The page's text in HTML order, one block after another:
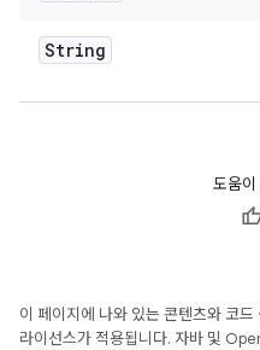
String
도움이
이 페이지에 나와 있는 콘텐츠와 코드
라이선스가 적용됩니다. 자바 및